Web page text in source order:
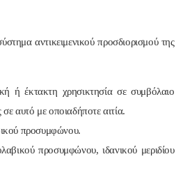
αντικειμενικού προσδιορισμού της
ή έκτακτη χρησικτησία σε συμβόλαιο
αυτό με οποιαδήποτε αιτία.
προσυμφώνου.
προσυμφώνου, ιδανικού μεριδίου